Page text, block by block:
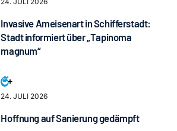
Invasive Ameisenart in Schifferstadt:
Stadt informiert über „Tapinoma
magnum“
24. JULI 2026
Hoffnung auf Sanierung gedämpft